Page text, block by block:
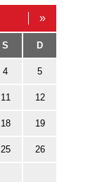
»
S D
4 5
11 12
18 19
25 26